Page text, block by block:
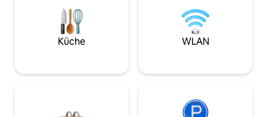
Whirlpool, 1 Zimmer verfügt über einen
Whirlpool, eine Sauna und ein
Ankleidezimmer. Basketballplatz,
Tischtennis, Trampolin und großer
steht ausschließlich für Euch zur
Küche WLAN